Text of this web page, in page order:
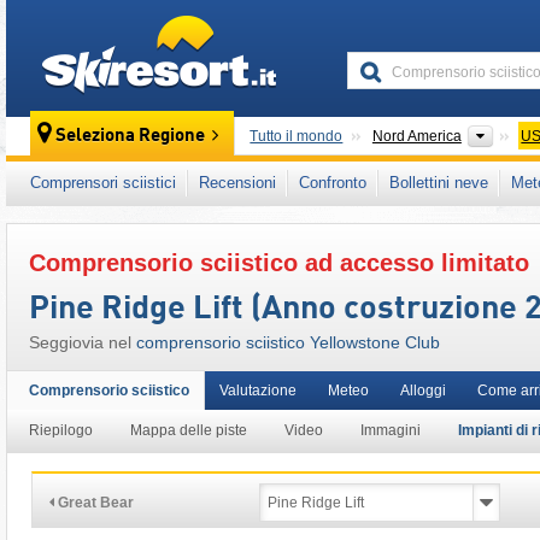
Seleziona Regione Tutto il mondo Nord America
Questo comprensorio sciistico è presente
Stati Uniti d'America occidentali
Comprensori sciistici Recensioni Confronto Bollettini neve
Comprensorio sciistico ad accesso limitato
Pine Ridge Lift (Anno costruzione
Seggiovia nel comprensorio sciistico Yellowstone Club
Comprensorio sciistico
Riepilogo Mappa delle piste Video Immagini Impianti di
Valutazione Meteo Alloggi Come
Great Bear